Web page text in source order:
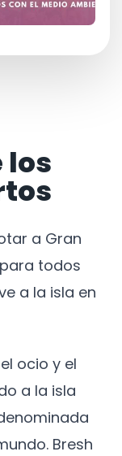
los
a Gran
todos
a la isla en
ocio y el
a la isla
Bresh